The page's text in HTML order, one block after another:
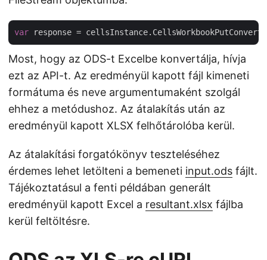
var response =
Most, hogy az ODS-t Excelbe konvertálja, hívja
ezt az API-t. Az eredményül kapott fájl kimeneti
formátuma és neve argumentumaként szolgál
ehhez a metódushoz. Az átalakítás után az
eredményül kapott XLSX felhőtárolóba kerül.
Az átalakítási forgatókönyv teszteléséhez
érdemes lehet letölteni a bemeneti input.ods fájlt.
Tájékoztatásul a fenti példában generált
eredményül kapott Excel a resultant.xlsx fájlba
kerül feltöltésre.